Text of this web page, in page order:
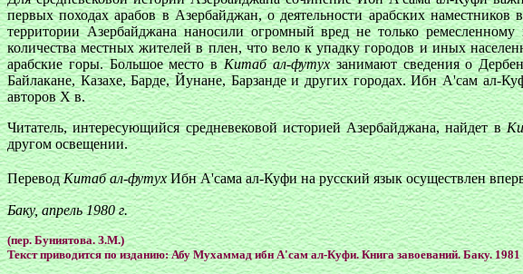
первых походах арабов в Азербайджан, о деятельности арабских
территории Азербайджана наносили огромный вред не только
количества местных жителей в плен, что вело к упадку городов и иных
арабские горы. Большое место вКитаб ал-футухзанимают сведения о
Байлакане, Казахе, Барде, Йунане, Барзанде и других городах. Ибн А'сам ал-
авторов Х в.
Читатель, интересующийся средневековой историей Азербайджана, найдет в
другом освещении.
ПереводКитаб ал-футухИбн А'сама ал-Куфи на русский язык осуществлен
Баку, апрель 1980 г.
(пер. Буниятова. З.М.)
Текст приводится по изданию: Абу Мухаммад ибн А'сам ал-Куфи. Книга завоеваний. Баку. 1981